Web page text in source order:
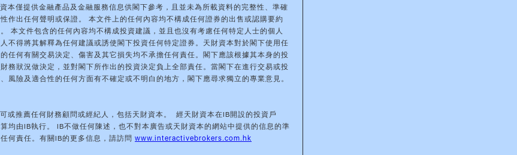
本僅提供金融產品及金融服務信息供閣下參考，且並未為所載資料的完整性、準確
作出任何聲明或保證。 本文件上的任何內容均不構成任何證券的出售或認購要約
本文件包含的任何內容均不構成投資建議，並且也沒有考慮任何特定人士的個人
不得將其解釋為任何建議或誘使閣下投資任何特定證券。天財資本對於閣下使用任
任何有關交易決定、傷害及其它損失均不承擔任何責任。閣下應該根據其本身的投
務狀況做決定，並對閣下所作出的投資決定負上全部責任。當閣下在進行交易或投
風險及適合性的任何方面有不確定或不明白的地方，閣下應尋求獨立的專業意見。
或推薦任何財務顧問或經紀人，包括天財資本。 經天財資本在IB開設的投資戶
均由IB執行。 IB不做任何陳述，也不對本廣告或天財資本的網站中提供的信息的準
何責任。有關IB的更多信息，請訪問 www.interactivebrokers.com.hk